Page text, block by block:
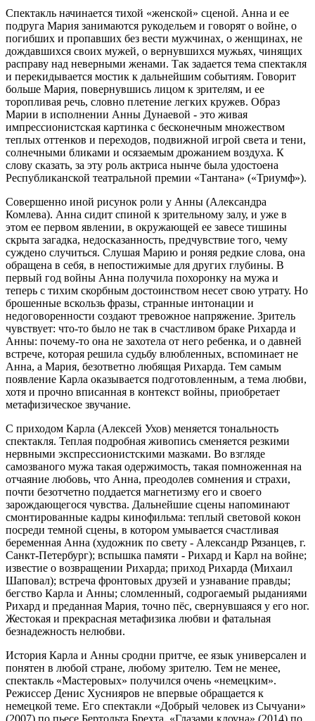
Спектакль начинается тихой «женской» сценой. Анна и ее
подруга Мария занимаются рукодельем и говорят о войне, о
погибших и пропавших без вести мужчинах, о женщинах, не
дождавшихся своих мужей, о вернувшихся мужьях, чинящих
расправу над неверными женами. Так задается тема спектакля
и перекидывается мостик к дальнейшим событиям. Говорит
больше Мария, повернувшись лицом к зрителям, и ее
торопливая речь, словно плетение легких кружев. Образ
Марии в исполнении Анны Дунаевой - это живая
импрессионистская картинка с бесконечным множеством
теплых оттенков и переходов, подвижной игрой света и тени,
солнечными бликами и осязаемым дрожанием воздуха. К
слову сказать, за эту роль актриса нынче была удостоена
Республиканской театральной премии «Тантана» («Триумф»).
Совершенно иной рисунок роли у Анны (Александра
Комлева). Анна сидит спиной к зрительному залу, и уже в
этом ее первом явлении, в окружающей ее завесе тишины
скрыта загадка, недосказанность, предчувствие того, чему
суждено случиться. Слушая Марию и роняя редкие слова, она
обращена в себя, в непостижимые для других глубины. В
первый год войны Анна получила похоронку на мужа и
теперь с тихим скорбным достоинством несет свою утрату. Но
брошенные вскользь фразы, странные интонации и
недоговоренности создают тревожное напряжение. Зритель
чувствует: что-то было не так в счастливом браке Рихарда и
Анны: почему-то она не захотела от него ребенка, и о давней
встрече, которая решила судьбу влюбленных, вспоминает не
Анна, а Мария, безответно любящая Рихарда. Тем самым
появление Карла оказывается подготовленным, а тема любви,
хотя и прочно вписанная в контекст войны, приобретает
метафизическое звучание.
С приходом Карла (Алексей Ухов) меняется тональность
спектакля. Теплая подробная живопись сменяется резкими
нервными экспрессионистскими мазками. Во взгляде
самозваного мужа такая одержимость, такая помноженная на
отчаяние любовь, что Анна, преодолев сомнения и страхи,
почти безотчетно поддается магнетизму его и своего
зарождающегося чувства. Дальнейшие сцены напоминают
смонтированные кадры кинофильма: теплый световой кокон
посреди темной сцены, в котором умывается счастливая
беременная Анна (художник по свету - Александр Рязанцев, г.
Санкт-Петербург); вспышка памяти - Рихард и Карл на войне;
известие о возвращении Рихарда; приход Рихарда (Михаил
Шаповал); встреча фронтовых друзей и узнавание правды;
бегство Карла и Анны; сломленный, содрогаемый рыданиями
Рихард и преданная Мария, точно пёс, свернувшаяся у его ног.
Жестокая и прекрасная метафизика любви и фатальная
безнадежность нелюбви.
История Карла и Анны сродни притче, ее язык универсален и
понятен в любой стране, любому зрителю. Тем не менее,
спектакль «Мастеровых» получился очень «немецким».
Режиссер Денис Хуснияров не впервые обращается к
немецкой теме. Его спектакли «Добрый человек из Сычуани»
(2007) по пьесе Бертольта Брехта, «Глазами клоуна» (2014) по